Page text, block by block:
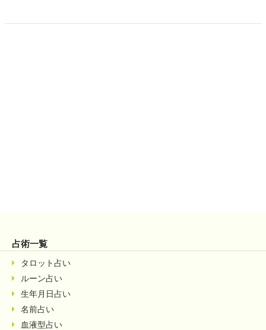
占術一覧
タロット占い
ルーン占い
生年月日占い
名前占い
血液型占い